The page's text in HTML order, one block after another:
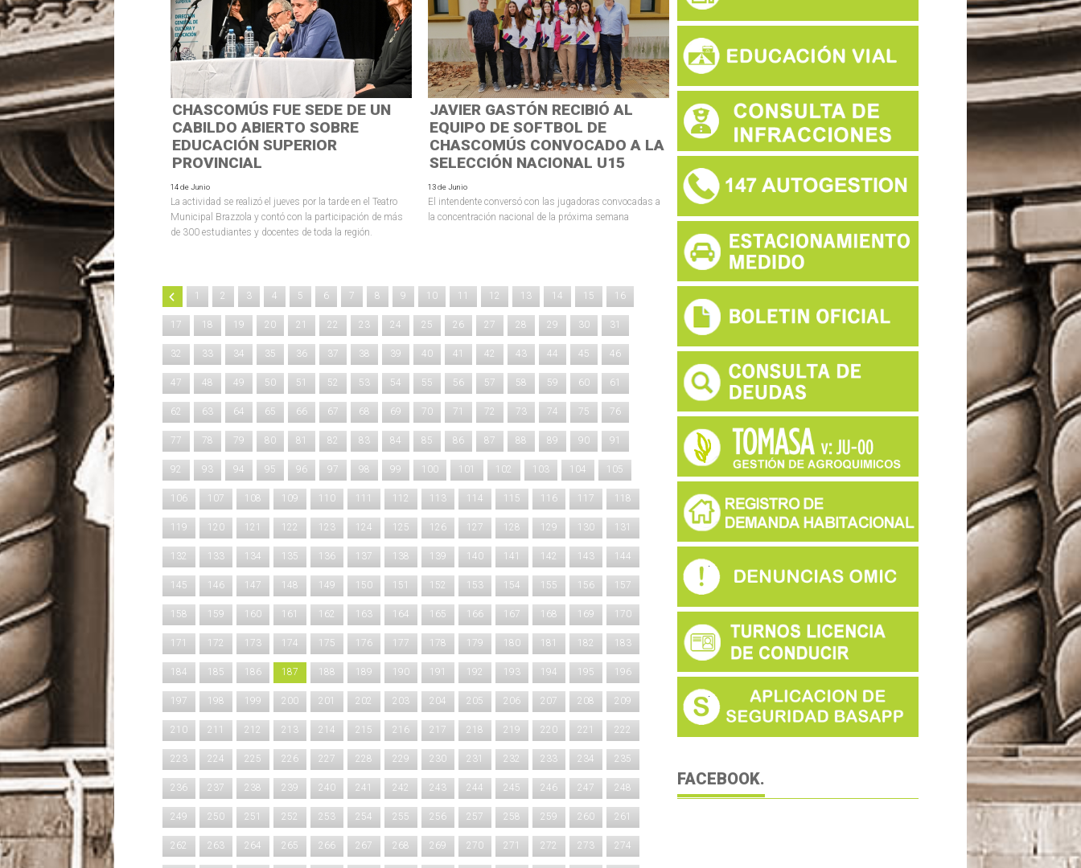
CHASCOMÚS FUE SEDE DE UN
CABILDO ABIERTO SOBRE
EDUCACIÓN SUPERIOR
PROVINCIAL
14 de Junio
La actividad se realizó el jueves por la tarde en el Teatro
Municipal Brazzola y contó con la participación de más
de 300 estudiantes y docentes de toda la región.
JAVIER GASTÓN RECIBIÓ AL
EQUIPO DE SOFTBOL DE
CHASCOMÚS CONVOCADO A LA
SELECCIÓN NACIONAL U15
13 de Junio
El intendente conversó con las jugadoras convocadas a
la concentración nacional de la próxima semana
1 2 3 4 5 6 7 8 9 10 11 12 13 14 15 16
17 18 19 20 21 22 23 24 25 26 27 28 29 30 31
32 33 34 35 36 37 38 39 40 41 42 43 44 45 46
47 48 49 50 51 52 53 54 55 56 57 58 59 60 61
62 63 64 65 66 67 68 69 70 71 72 73 74 75 76
77 78 79 80 81 82 83 84 85 86 87 88 89 90 91
92 93 94 95 96 97 98 99 100 101 102 103 104 105
106 107 108 109 110 111 112 113 114 115 116 117 118
119 120 121 122 123 124 125 126 127 128 129 130 131
132 133 134 135 136 137 138 139 140 141 142 143 144
145 146 147 148 149 150 151 152 153 154 155 156 157
158 159 160 161 162 163 164 165 166 167 168 169 170
171 172 173 174 175 176 177 178 179 180 181 182 183
184 185 186 187 188 189 190 191 192 193 194 195 196
197 198 199 200 201 202 203 204 205 206 207 208 209
210 211 212 213 214 215 216 217 218 219 220 221 222
223 224 225 226 227 228 229 230 231 232 233 234 235
236 237 238 239 240 241 242 243 244 245 246 247 248
249 250 251 252 253 254 255 256 257 258 259 260 261
262 263 264 265 266 267 268 269 270 271 272 273 274
FACEBOOK.